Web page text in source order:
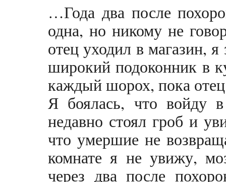
…Года два после
одна, но никому не
отец уходил в магазин, я
широкий подоконник в
каждый шорох, пока
Я боялась, что войду
недавно стоял гроб и
что умершие не
комнате я не увижу,
через два после